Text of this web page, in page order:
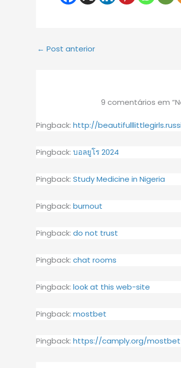
← Post anterior
9 comentários em
Pingback: http://
Pingback: บอลยูโร 2024
Pingback: Study Medicine in Nigeria
Pingback: burnout
Pingback: do not trust
Pingback: chat rooms
Pingback: look at this web-site
Pingback: mostbet
Pingback: https://camply.org/